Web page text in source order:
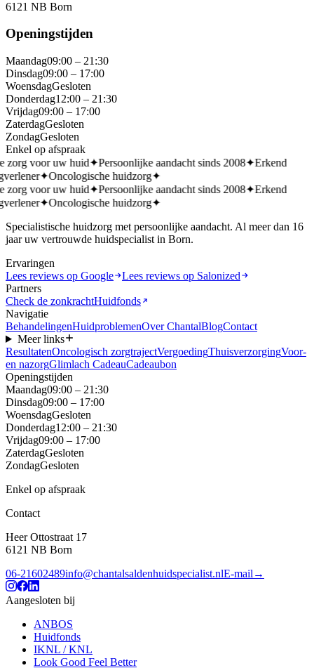
6121 NB Born
Openingstijden
Maandag09:00 – 21:30
Dinsdag09:00 – 17:00
WoensdagGesloten
Donderdag12:00 – 21:30
Vrijdag09:00 – 17:00
ZaterdagGesloten
ZondagGesloten
Enkel op afspraak
zorg voor uw huid✦Persoonlijke aandacht sinds 2008✦Erkend
✦Oncologische huidzorg✦
zorg voor uw huid✦Persoonlijke aandacht sinds 2008✦Erkend
✦Oncologische huidzorg✦
Specialistische huidzorg met persoonlijke aandacht. Al meer dan 16
jaar uw vertrouwde huidspecialist in Born.
Ervaringen
Lees reviews op Google
Lees reviews op Salonized
Partners
Check de zonkrachtHuidfonds
Navigatie
BehandelingenHuidproblemenOver ChantalBlogContact
Meer links
ResultatenOncologisch zorgtrajectVergoedingThuisverzorgingVoor-
en nazorgGlimlach CadeauCadeaubon
Openingstijden
Maandag09:00 – 21:30
Dinsdag09:00 – 17:00
WoensdagGesloten
Donderdag12:00 – 21:30
Vrijdag09:00 – 17:00
ZaterdagGesloten
ZondagGesloten
Enkel op afspraak
Contact
Heer Ottostraat 17
6121 NB Born
06-21602489info@chantalsaldenhuidspecialist.nlE-mail →
Aangesloten bij
ANBOS
Huidfonds
IKNL / KNL
Look Good Feel Better